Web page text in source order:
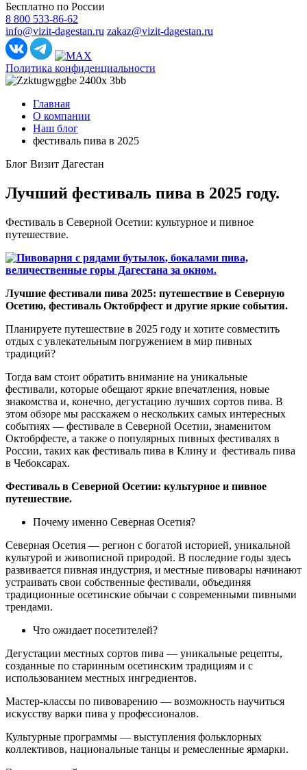
Бесплатно по России
8 800 533-86-62
info@vizit-dagestan.ru zakaz@vizit-dagestan.ru
Политика конфиденциальности
Главная
О компании
Наш блог
фестиваль пива в 2025
Блог Визит Дагестан
Лучший фестиваль пива в 2025 году.
Фестиваль в Северной Осетии: культурное и пивное
путешествие.
Лучшие фестивали пива 2025: путешествие в Северную
Осетию, фестиваль Октобрфест и другие яркие события.
Планируете путешествие в 2025 году и хотите совместить
отдых с увлекательным погружением в мир пивных
традиций?
Тогда вам стоит обратить внимание на уникальные
фестивали, которые обещают яркие впечатления, новые
знакомства и, конечно, дегустацию лучших сортов пива. В
этом обзоре мы расскажем о нескольких самых интересных
событиях — фестивале в Северной Осетии, знаменитом
Октобрфесте, а также о популярных пивных фестивалях в
России, таких как фестиваль пива в Клину и фестиваль пива
в Чебоксарах.
Фестиваль в Северной Осетии: культурное и пивное
путешествие.
Почему именно Северная Осетия?
Северная Осетия — регион с богатой историей, уникальной
культурой и живописной природой. В последние годы здесь
развивается пивная индустрия, и местные пивовары начинают
устраивать свои собственные фестивали, объединяя
традиционные осетинские обычаи с современными пивными
трендами.
Что ожидает посетителей?
Дегустации местных сортов пива — уникальные рецепты,
созданные по старинным осетинским традициям и с
использованием местных ингредиентов.
Мастер-классы по пивоварению — возможность научиться
искусству варки пива у профессионалов.
Культурные программы — выступления фольклорных
коллективов, национальные танцы и ремесленные ярмарки.